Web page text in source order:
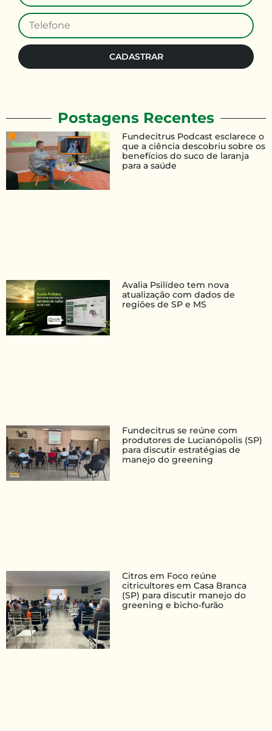
Fundecitrus Podcast esclarece o
que a ciência descobriu sobre os
benefícios do suco de laranja
para a saúde
Avalia Psilídeo tem nova
atualização com dados de
regiões de SP e MS
Fundecitrus se reúne com
produtores de Lucianópolis (SP)
para discutir estratégias de
manejo do greening
Citros em Foco reúne
citricultores em Casa Branca
(SP) para discutir manejo do
greening e bicho-furão
Postagens Recentes
CADASTRAR